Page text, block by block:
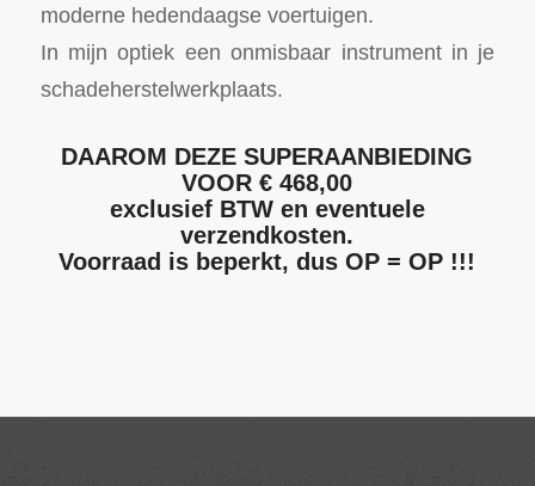
moderne hedendaagse voertuigen.
In mijn optiek een onmisbaar instrument in je
schadeherstelwerkplaats.
DAAROM DEZE SUPERAANBIEDING
VOOR € 468,00
exclusief BTW en eventuele
verzendkosten.
Voorraad is beperkt, dus OP = OP !!!